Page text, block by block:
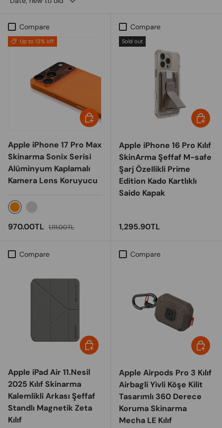
Compare
Up to 13% off
Apple iPhone 17 Pro Max
Skinarma Sonix Serisi
Alüminyum Kaplamalı
Kamera Lens Koruyucu
Turuncu
Sale price
970.00TL Regular price
1,111.00TL
Choose options
Compare
Sold out
Apple iPhone 16 Pro Kılıf
SkinArma Şeffaf M-safe
Şarj Özellikli Prime
Edition Kado Kartlıklı
Saido Kapak
Regular price
1,295.90TL
Compare
Apple iPad Air 11.Nesil
2025 Kılıf Skinarma
Kalemlikli Arkası Şeffaf
Standlı Magnetik Zeta
Kılıf
Choose options
Compare
Apple Airpods Pro 3 Kılıf
Airbagli Yivli Köşe Kilit
Tasarımlı 360 Derece
Koruma Skinarma
Mecha LE Kılıf